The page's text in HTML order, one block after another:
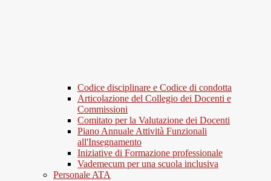
Codice disciplinare e Codice di condotta
Articolazione del Collegio dei Docenti e
Commissioni
Comitato per la Valutazione dei Docenti
Piano Annuale Attività Funzionali
all'Insegnamento
Iniziative di Formazione professionale
Vademecum per una scuola inclusiva
Personale ATA